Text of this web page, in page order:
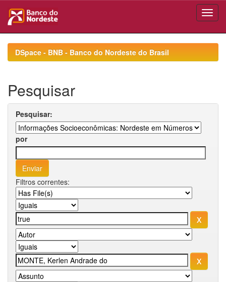
navigationDSpace - BNB - Banco do Nordeste do Brasil
Pesquisar
Pesquisar:
por
Filtros correntes: